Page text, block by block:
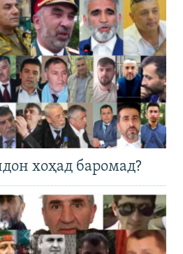
хоҳад баромад?